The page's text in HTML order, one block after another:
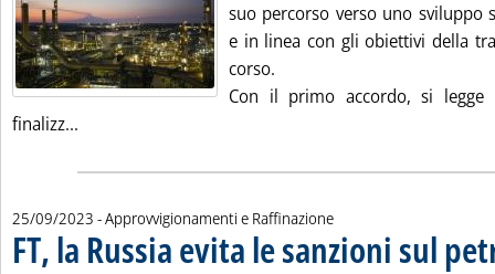
suo percorso verso uno sviluppo
e in linea con gli obiettivi della
corso.
Con il primo accordo, si
finalizz...
25/09/2023 - Approvvigionamenti e Raffinazione
FT, la Russia evita le sanzioni sul